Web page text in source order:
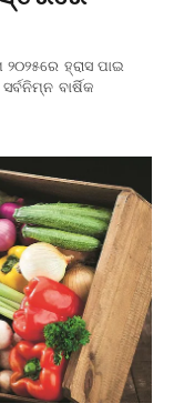
ହ୍ରାସ ପାଇ
ବାର୍ଷିକ